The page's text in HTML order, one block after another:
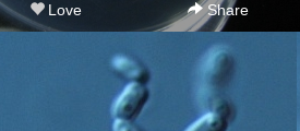
Love Share